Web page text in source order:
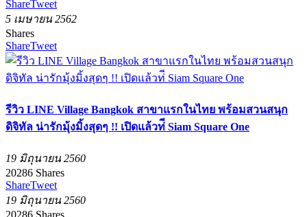
ShareTweet
5 เมษายน 2562
Shares
ShareTweet
รีวิว LINE Village Bangkok สาขาแรกในไทย พร้อมสวนสนุก
ดิจิทัล น่ารักมุ้งมิ้งสุดๆ !! เปิดแล้วท่ี Siam Square One
19 มิถุนายน 2560
20286 Shares
ShareTweet
19 มิถุนายน 2560